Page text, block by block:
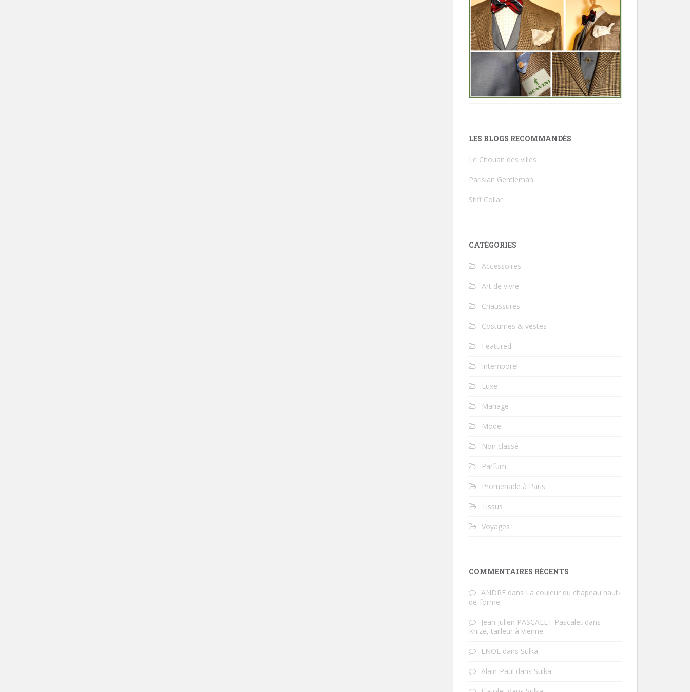
LES BLOGS RECOMMANDÉS
Le Chouan des villes
Parisian Gentleman
Stiff Collar
CATÉGORIES
Accessoires
Art de vivre
Chaussures
Costumes & vestes
Featured
Intemporel
Luxe
Mariage
Mode
Non classé
Parfum
Promenade à Paris
Tissus
Voyages
COMMENTAIRES RÉCENTS
ANDRE dans La couleur du chapeau haut-
de-forme
Jean Julien PASCALET Pascalet dans
Knize, tailleur à Vienne
LNOL dans Sulka
Alain-Paul dans Sulka